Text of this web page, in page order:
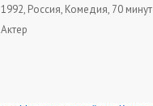
1992, Россия, Комедия, 70 минут
Актер